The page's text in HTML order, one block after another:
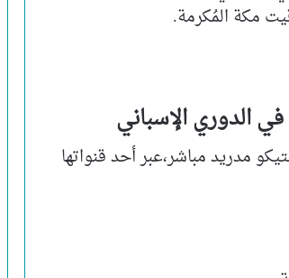
في الدوري الإسباني
مدريد مباشر،عبر أحد قنواتها